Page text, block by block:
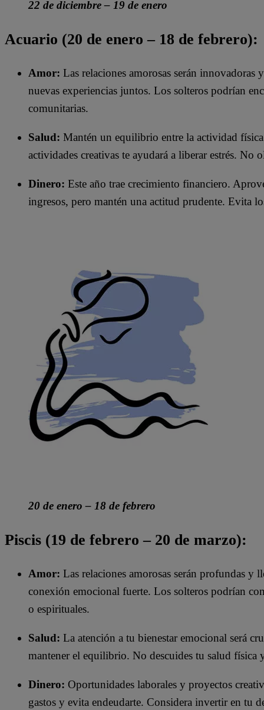
22 de diciembre – 19 de enero
Acuario (20 de enero – 18 de febrero):
Amor: Las relaciones amorosas serán innovadoras
nuevas experiencias juntos. Los solteros podrían
comunitarias.​
Salud: Mantén un equilibrio entre la actividad
actividades creativas te ayudará a liberar estrés. No
Dinero: Este año trae crecimiento financiero.
ingresos, pero mantén una actitud prudente. Evita
20 de enero – 18 de febrero
Piscis (19 de febrero – 20 de marzo):
Amor: Las relaciones amorosas serán profundas y
conexión emocional fuerte. Los solteros podrían
o espirituales.​
Salud: La atención a tu bienestar emocional será
mantener el equilibrio. No descuides tu salud física
Dinero: Oportunidades laborales y proyectos
gastos y evita endeudarte. Considera invertir en tu